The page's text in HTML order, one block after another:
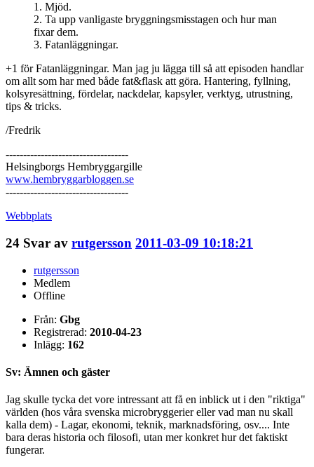
1. Mjöd.
2. Ta upp vanligaste bryggningsmisstagen och hur man
fixar dem.
3. Fatanläggningar.
+1 för Fatanläggningar. Man jag ju lägga till så att episoden handlar
om allt som har med både fat&flask att göra. Hantering, fyllning,
kolsyresättning, fördelar, nackdelar, kapsyler, verktyg, utrustning,
tips & tricks.
/Fredrik
-----------------------------------
Helsingborgs Hembryggargille
www.hembryggarbloggen.se
-----------------------------------
Webbplats
24 Svar av rutgersson 2011-03-09 10:18:21
rutgersson
Medlem
Offline
Från: Gbg
Registrerad: 2010-04-23
Inlägg: 162
Sv: Ämnen och gäster
Jag skulle tycka det vore intressant att få en inblick ut i den "riktiga"
världen (hos våra svenska microbryggerier eller vad man nu skall
kalla dem) - Lagar, ekonomi, teknik, marknadsföring, osv.... Inte
bara deras historia och filosofi, utan mer konkret hur det faktiskt
fungerar.